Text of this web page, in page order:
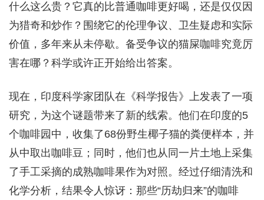
什么这么贵？它真的比普通咖啡更好喝，还是仅仅因
为猎奇和炒作？围绕它的伦理争议、卫生疑虑和实际
价值，多年来从未停歇。备受争议的猫屎咖啡究竟厉
害在哪？科学或许正开始给出答案。
现在，印度科学家团队在《科学报告》上发表了一项
研究，为这个谜题带来了新的线索。他们在印度的5
个咖啡园中，收集了68份野生椰子猫的粪便样本，并
从中取出咖啡豆；同时，他们也从同一片土地上采集
了手工采摘的成熟咖啡果作为对照。经过仔细清洗和
化学分析，结果令人惊讶：那些“历劫归来”的咖啡